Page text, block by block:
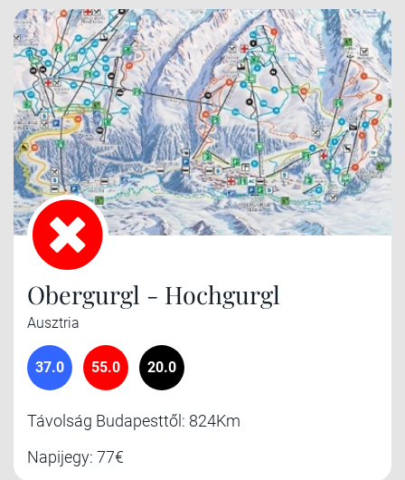
Obergurgl - Hochgurgl
Ausztria
37.0 55.0 20.0
Távolság Budapesttől: 824Km
Napijegy: 77€